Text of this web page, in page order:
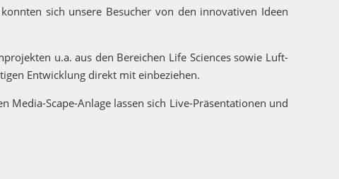
sich unsere Besucher von den innovativen Ideen
u.a. aus den Bereichen Life Sciences sowie Luft-
Entwicklung direkt mit einbeziehen.
Scape-Anlage lassen sich Live-Präsentationen und